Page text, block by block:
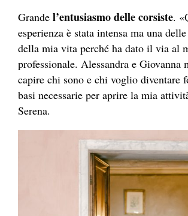
Grande l’entusiasmo delle corsiste.
esperienza è stata intensa ma una
della mia vita perché ha dato il via al
professionale. Alessandra e Giovanna
capire chi sono e chi voglio diventare
basi necessarie per aprire la mia
Serena.